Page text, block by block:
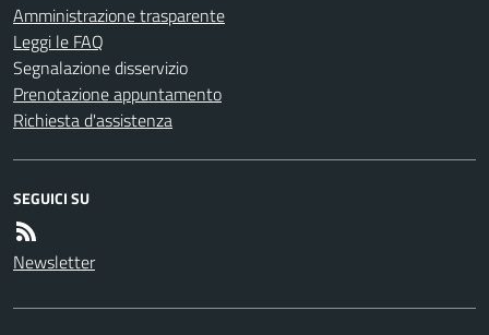
Amministrazione trasparente
Leggi le FAQ
Segnalazione disservizio
Prenotazione appuntamento
Richiesta d'assistenza
SEGUICI SU
Newsletter